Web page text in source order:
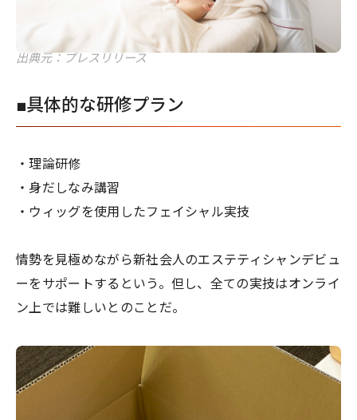
出典元：プレスリリース
■具体的な研修プラン
・理論研修
・身だしなみ講習
・ウィッグを使用したフェイシャル実技
情勢を見極めながら新社会人のエステティシャンデビュ
ーをサポートするという。但し、全ての実技はオンライ
ン上では難しいとのことだ。